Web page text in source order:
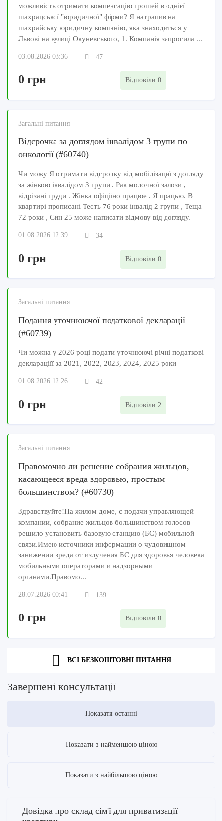
можливість отримати компенсацію грошей в однієї
шахрацської "юридичної" фірми? Я натрапив на
шахрайську юридичну компанію, яка знаходиться у
Львові на вулиці Окуневського, 1. Компанія запросила ...
03.08.2026 03:36 47
0 грн Відповіли 0
Загальні питання
Відсрочка за доглядом інвалідом 3 групи по
онкології (#60740)
Чи можу Я отримати відсрочку від мобілізациї з догляду
за жінкою інвалідом 3 групи . Рак молочної залози ,
відрізані груди . Жінка офіціїно працюе . Я працью. В
квартирі прописані Тесть 76 роки інвалід 2 групи , Теща
72 роки , Син 25 може написати відмову від догляду.
01.08.2026 12:39 34
0 грн Відповіли 0
Загальні питання
Подання уточнюючої податкової декларації
(#60739)
Чи можна у 2026 році подати уточнюючі річні податкові
деклараціїї за 2021, 2022, 2023, 2024, 2025 роки
01.08.2026 12:26 42
0 грн Відповіли 2
Загальні питання
Правомочно ли решение собрания жильцов,
касающееся вреда здоровью, простым
большинством? (#60730)
Здравствуйте!На жилом доме, с подачи управляющей
компании, собрание жильцов большинством голосов
решило установить базовую станцию (БС) мобильной
связи.Имею источники информации о чудовищном
занижении вреда от излучения БС для здоровья человека
мобильными операторами и надзорными
органами.Правомо...
28.07.2026 00:41 139
0 грн Відповіли 0
ВСІ БЕЗКОШТОВНІ ПИТАННЯ
Завершені консультації
Показати останні
Показати з найменшою ціною
Показати з найбільшою ціною
Довідка про склад сім'ї для приватизації